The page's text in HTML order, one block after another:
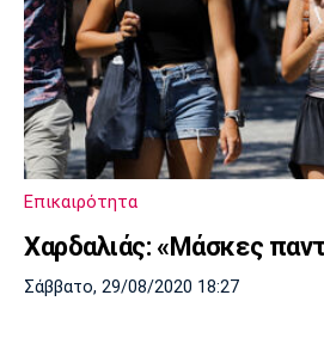
Επικαιρότητα
Χαρδαλιάς: «Μάσκες
Σάββατο, 29/08/2020 18:27